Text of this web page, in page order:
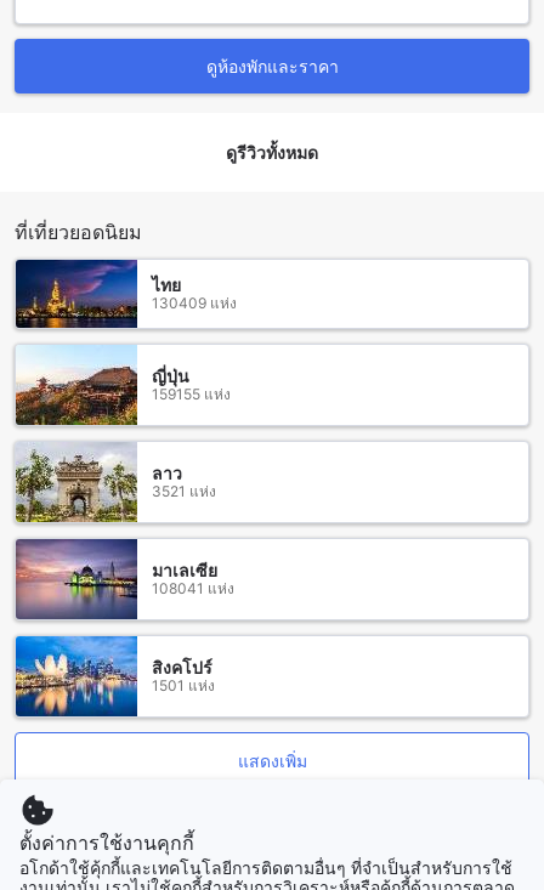
อินเตอร์เน็ตได้อย่างสะดวกสบาย นอกจากนี้ยังมีบริการซักผ้าแห้ง
ที่จัดเก็บกระเป๋าเดินทาง และบริการทำความสะอาดห้องพักทุกวัน
สบาย โรงแรมมีบริการทัวร์สำหรับผู้เข้าพักที่ต้องการสำรวจ
เชียงรายและสถานที่ท่องเที่ยวอื่นๆ อีกทั้งยังมีบริการจอดรถฟรี
และบริการเช่ารถเพื่อความสะดวกในการเดินทาง นอกจากนี้ยังมี
บริการจำหน่ายตั๋วที่ช่วยให้คุณสามารถจัดการการเดินทางของ
คุณได้อย่างง่ายดาย
สิ่งอำนวยความสะดวกในห้องพักที่โรงแรมเฮือนจันทร์ดี
โรงแรมเฮือนจันทร์ดี ให้บริการสิ่งอำนวยความสะดวกที่ห้องพัก
อย่างครบครัน เพื่อให้แขกทุกคนมีประสบการณ์การเข้าพักที่
สะดวกสบายและเพลิดเพลินไปกับการเที่ยวเชียงราย ทุกห้องพักมี
ระบบปรับอากาศเพื่อให้คุณสามารถปรับอุณหภูมิให้เหมาะสมตาม
ความต้องการของคุณได้ตลอดเวลา นอกจากนี้ยังมีเครื่องเป่าผม,
โทรทัศน์, และตู้เย็นในห้องพักเพื่อให้คุณสามารถใช้บริการเหล่านี้
ได้อย่างสะดวกสบาย
สัมผัสความอร่อยที่โรงแรมเฮือนจันทร์ดี
โรงแรมเฮือนจันทร์ดี ให้บริการห้องอาหารและร้านกาแฟที่สร้าง
ความอบอุ่นและเป็นกันเอง ท่านสามารถสัมผัสความอร่อยและ
ประสบการณ์การรับประทานอาหารที่ยอดเยี่ยมได้ในสถานที่เหล่า
ทางโรงแรมยังมีบริการห้องอาหารในห้องที่สามารถส่งอาหารไป
สะดวกสบายและการพักผ่อนที่ไม่มีเหตุผลอื่นๆ นอกจากนี้ ทาง
โรงแรมยังมีบริการทำความสะอาดห้องประจำวันเพื่อให้ท่านได้รับ
ประสบการณ์การพักผ่อนที่สะดวกสบายอย่างที่สุด
ดูห้องพักและราคา
ดูรีวิวทั้งหมด
ที่เที่ยวยอดนิยม
ไทย
130409 แห่ง
ญี่ปุ่น
159155 แห่ง
ลาว
3521 แห่ง
มาเลเซีย
108041 แห่ง
สิงคโปร์
1501 แห่ง
แสดงเพิ่ม
ที่เที่ยวกำลังมาแรง
ตั้งค่าการใช้งานคุกกี้
อโกด้าใช้คุ้กกี้และเทคโนโลยีการติดตามอื่นๆ ที่จำเป็นสำหรับการใช้